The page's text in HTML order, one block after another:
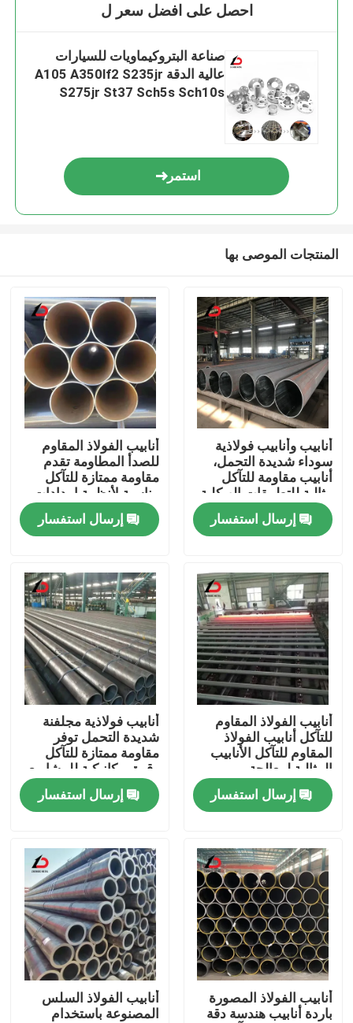
المنتجات
فيديوهات
حولنا
جولة في المصنع
مراقبة الجودة
أخبار
القضايا
اطلب اقتباس
لفائف الفولاذ المغلف
احصل على افضل سعر ل
صناعة البتروكيماويات للسيارات
عالية الدقة A105 A350lf2 S235jr
S275jr St37 Sch5s Sch10s
استمر
المنتجات الموصى بها
أنابيب وأنابيب فولاذية
سوداء شديدة التحمل،
أنابيب مقاومة للتآكل
مثالية للتطبيقات الهيكلية
وخطوط الأنابيب والبناء
إرسال استفسار
أنابيب الفولاذ المقاوم
للصدأ المطاومة تقدم
مقاومة ممتازة للتآكل
مناسبة لأنظمة إمدادات
المياه والري
إرسال استفسار
أنابيب الفولاذ المقاوم
للتآكل أنابيب الفولاذ
المقاوم للتآكل الأنابيب
المثالية لمعالجة
الكيماويات والأنظمة
الصناعيةإرسال استفسار
أنابيب فولاذية مجلفنة
شديدة التحمل توفر
مقاومة ممتازة للتآكل
وقوة ميكانيكية للمشاريع
الصناعية
إرسال استفسار
أنابيب الفولاذ المصورة
باردة أنابيب هندسة دقة
أنابيب الفولاذ السلس
المصنوعة باستخدام